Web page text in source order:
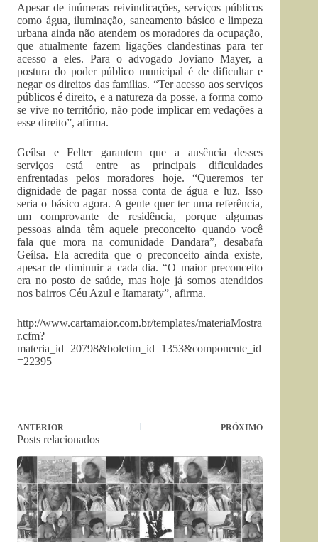
Apesar de inúmeras reivindicações, serviços públicos
como água, iluminação, saneamento básico e limpeza
urbana ainda não atendem os moradores da ocupação,
que atualmente fazem ligações clandestinas para ter
acesso a eles. Para o advogado Joviano Mayer, a
postura do poder público municipal é de dificultar e
negar os direitos das famílias. “Ter acesso aos serviços
públicos é direito, e a natureza da posse, a forma como
se vive no território, não pode implicar em vedações a
esse direito”, afirma.
Geílsa e Felter garantem que a ausência desses
serviços está entre as principais dificuldades
enfrentadas pelos moradores hoje. “Queremos ter
dignidade de pagar nossa conta de água e luz. Isso
seria o básico agora. A gente quer ter uma referência,
um comprovante de residência, porque algumas
pessoas ainda têm aquele preconceito quando você
fala que mora na comunidade Dandara”, desabafa
Geílsa. Ela acredita que o preconceito ainda existe,
apesar de diminuir a cada dia. “O maior preconceito
era no posto de saúde, mas hoje já somos atendidos
nos bairros Céu Azul e Itamaraty”, afirma.
http://www.cartamaior.com.br/templates/materiaMostra
r.cfm?
materia_id=20798&boletim_id=1353&componente_id
=22395
ANTERIOR PRÓXIMO
Posts relacionados